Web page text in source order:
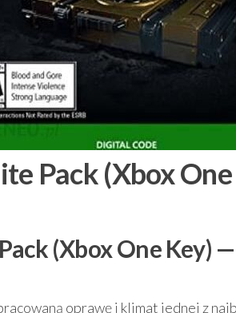
Pack (Xbox
(Xbox One Key)
oprawę i klimat jednej z